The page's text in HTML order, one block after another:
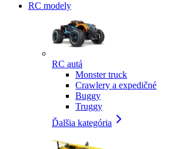
RC modely
RC autá
Monster truck
Crawlery a expedičné
Buggy
Truggy
Ďalšia kategória